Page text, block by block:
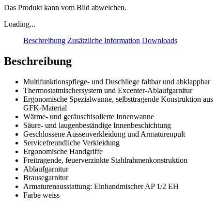
Das Produkt kann vom Bild abweichen.
Loading...
Beschreibung Zusätzliche Information Downloads
Beschreibung
Multifunktionspflege- und Duschliege faltbar und abklappbar
Thermostatmischersystem und Excenter-Ablaufgarnitur
Ergonomische Spezialwanne, selbsttragende Konstruktion aus
GFK-Material
Wärme- und geräuschisolierte Innenwanne
Säure- und laugenbeständige Innenbeschichtung
Geschlossene Aussenverkleidung und Armaturenpult
Servicefreundliche Verkleidung
Ergonomische Handgriffe
Freitragende, feuerverzinkte Stahlrahmenkonstruktion
Ablaufgarnitur
Brausegarnitur
Armaturenausstattung: Einhandmischer AP 1/2 EH
Farbe weiss